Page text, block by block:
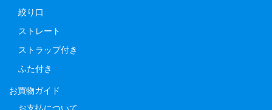
絞り口
ストレート
ストラップ付き
ふた付き
お買物ガイド
お支払について